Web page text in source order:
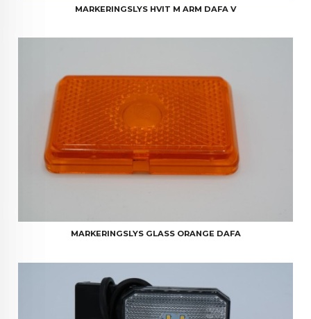
MARKERINGSLYS HVIT M ARM DAFA V
MARKERINGSLYS GLASS ORANGE DAFA